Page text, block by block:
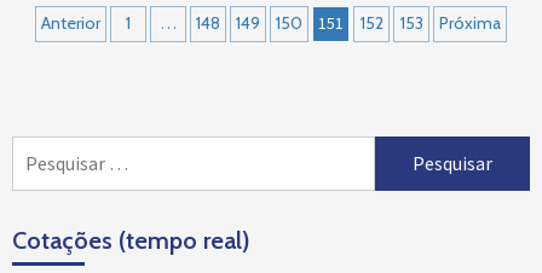
Navegação
por
Anterior 1 … 148 149 150 151 152 153 Próxima
por:
Cotações (tempo real)